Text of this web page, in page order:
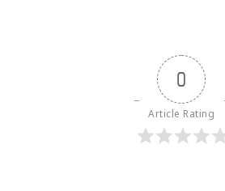
0
Article Rating